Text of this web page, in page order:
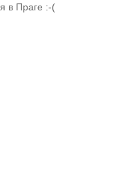
в Праге :-(